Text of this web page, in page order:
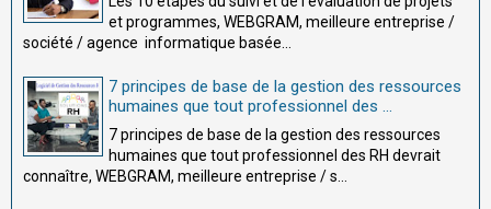
et programmes, WEBGRAM, meilleure entreprise /
société / agence informatique basée...
7 principes de base de la gestion des ressources
humaines que tout professionnel des ...
7 principes de base de la gestion des ressources
humaines que tout professionnel des RH devrait
connaître, WEBGRAM, meilleure entreprise / s...